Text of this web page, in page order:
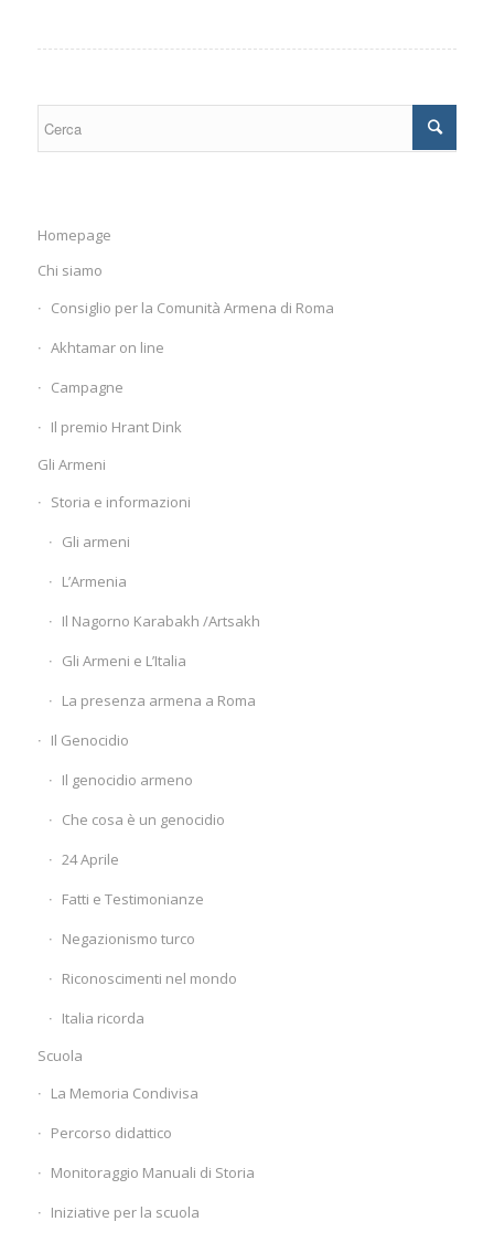
Homepage
Chi siamo
Consiglio per la Comunità Armena di Roma
Akhtamar on line
Campagne
Il premio Hrant Dink
Gli Armeni
Storia e informazioni
Gli armeni
L’Armenia
Il Nagorno Karabakh /Artsakh
Gli Armeni e L’Italia
La presenza armena a Roma
Il Genocidio
Il genocidio armeno
Che cosa è un genocidio
24 Aprile
Fatti e Testimonianze
Negazionismo turco
Riconoscimenti nel mondo
Italia ricorda
Scuola
La Memoria Condivisa
Percorso didattico
Monitoraggio Manuali di Storia
Iniziative per la scuola